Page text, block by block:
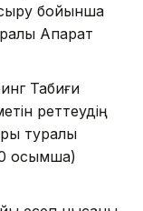
бойынша
Ақпарат
Табиғи
реттеудің
туралы
қосымша)